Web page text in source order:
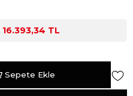
16.393,34 TL
Sepete Ekle